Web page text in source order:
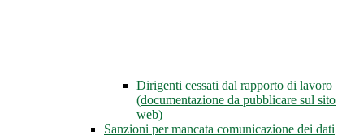
Dirigenti cessati dal rapporto di lavoro
(documentazione da pubblicare sul sito
web)
Sanzioni per mancata comunicazione dei dati